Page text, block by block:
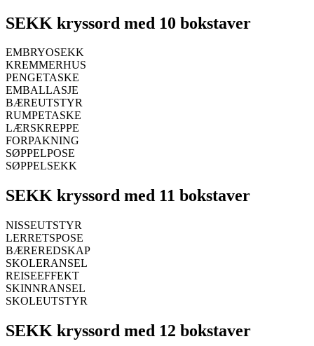
SEKK kryssord med 10 bokstaver
EMBRYOSEKK
KREMMERHUS
PENGETASKE
EMBALLASJE
BÆREUTSTYR
RUMPETASKE
LÆRSKREPPE
FORPAKNING
SØPPELPOSE
SØPPELSEKK
SEKK kryssord med 11 bokstaver
NISSEUTSTYR
LERRETSPOSE
BÆREREDSKAP
SKOLERANSEL
REISEEFFEKT
SKINNRANSEL
SKOLEUTSTYR
SEKK kryssord med 12 bokstaver